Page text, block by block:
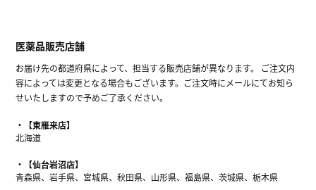
医薬品販売店舗
お届け先の都道府県によって、担当する販売店舗が異なります。 ご注文内
容によっては変更となる場合もございます。ご注文時にメールにてお知ら
せいたしますので予めご了承ください。
【東雁来店】
北海道
【仙台岩沼店】
青森県、岩手県、宮城県、秋田県、山形県、福島県、茨城県、栃木県